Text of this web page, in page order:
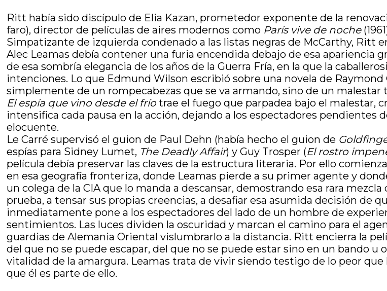
Ritt había sido discípulo de Elia Kazan, prometedor exponente de la
faro), director de películas de aires modernos como París vive de noche
Simpatizante de izquierda condenado a las listas negras de McCarthy, Ritt
Alec Leamas debía contener una furia encendida debajo de esa apariencia
de esa sombría elegancia de los años de la Guerra Fría, en la que la
intenciones. Lo que Edmund Wilson escribió sobre una novela de Raymond
simplemente de un rompecabezas que se va armando, sino de un
El espía que vino desde el fríotrae el fuego que parpadea bajo el malestar,
intensifica cada pausa en la acción, dejando a los espectadores pendientes
elocuente.
Le Carré supervisó el guion de Paul Dehn (había hecho el guion de
espías para Sidney Lumet, The Deadly Affair) y Guy Trosper (El rostro
película debía preservar las claves de la estructura literaria. Por ello
en esa geografía fronteriza, donde Leamas pierde a su primer agente y
un colega de la CIA que lo manda a descansar, demostrando esa rara
prueba, a tensar sus propias creencias, a desafiar esa asumida decisión de
inmediatamente pone a los espectadores del lado de un hombre de
sentimientos. Las luces dividen la oscuridad y marcan el camino para el
guardias de Alemania Oriental vislumbrarlo a la distancia. Ritt encierra la
del que no se puede escapar, del que no se puede estar sino en un bando
vitalidad de la amargura. Leamas trata de vivir siendo testigo de lo peor
que él es parte de ello.